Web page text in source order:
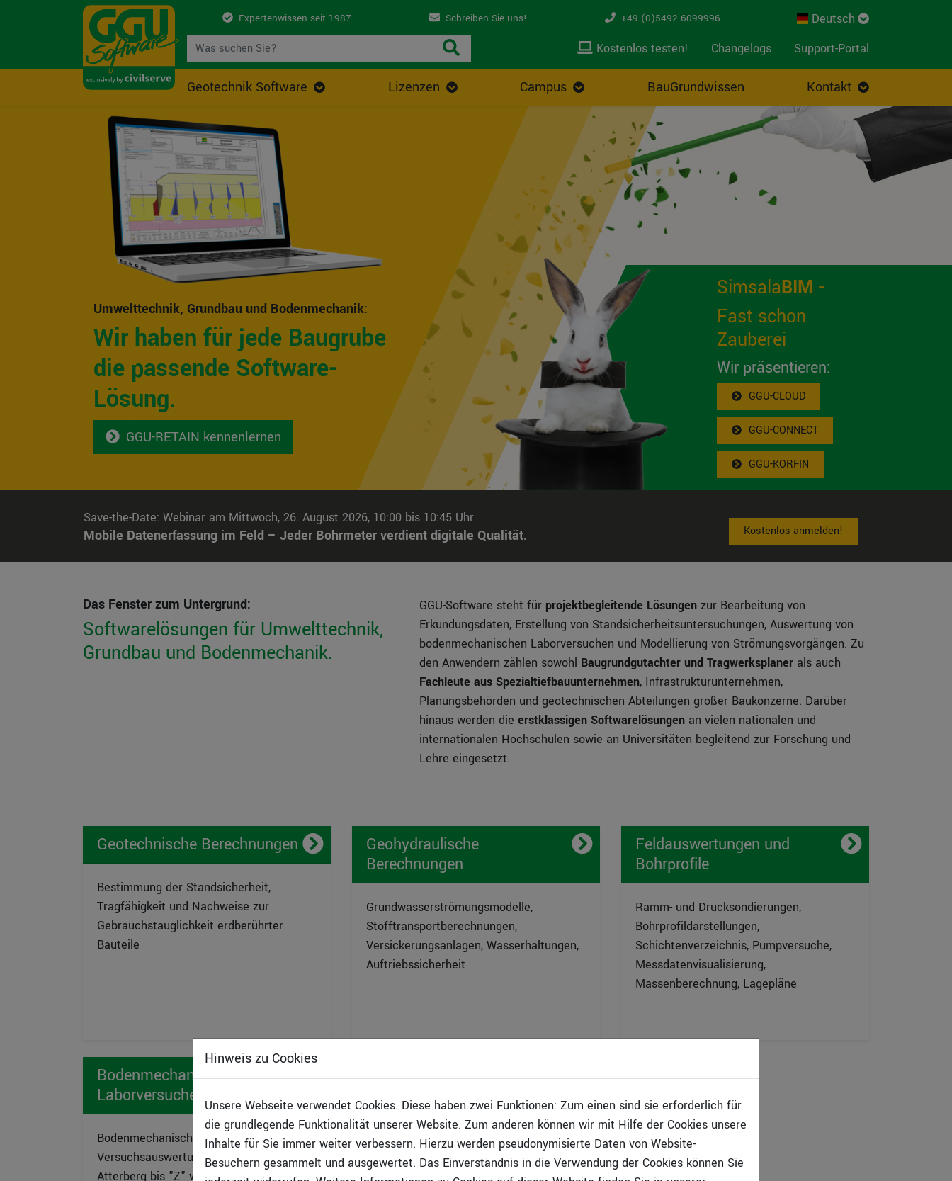
Expertenwissen seit 1987 Schreiben Sie uns! +49-(0)5492-6099996
Deutsch
Kostenlos testen!
Changelogs Support-Portal
Geotechnik Software Lizenzen Campus BauGrundwissen Kontakt
Umwelttechnik, Grundbau und Bodenmechanik:
Wir haben für jede Baugrube
die passende Software-
Lösung.
GGU-RETAIN kennenlernen
SimsalaBIM -
Fast schon
Zauberei
Wir präsentieren:
GGU-CLOUD
GGU-CONNECT
GGU-KORFIN
Save-the-Date: Webinar am Mittwoch, 26. August 2026, 10:00 bis 10:45 Uhr
Mobile Datenerfassung im Feld – Jeder Bohrmeter verdient digitale Qualität. Kostenlos anmelden!
Das Fenster zum Untergrund:
Softwarelösungen für Umwelttechnik,
Grundbau und Bodenmechanik.
GGU-Software steht für projektbegleitende Lösungen zur Bearbeitung von
Erkundungsdaten, Erstellung von Standsicherheitsuntersuchungen, Auswertung von
bodenmechanischen Laborversuchen und Modellierung von Strömungsvorgängen. Zu
den Anwendern zählen sowohl Baugrundgutachter und Tragwerksplaner als auch
Fachleute aus Spezialtiefbauunternehmen, Infrastrukturunternehmen,
Planungsbehörden und geotechnischen Abteilungen großer Baukonzerne. Darüber
hinaus werden die erstklassigen Softwarelösungen an vielen nationalen und
internationalen Hochschulen sowie an Universitäten begleitend zur Forschung und
Lehre eingesetzt.
Geotechnische Berechnungen
Bestimmung der Standsicherheit,
Tragfähigkeit und Nachweise zur
Gebrauchstauglichkeit erdberührter
Bauteile
Geohydraulische
Berechnungen
Grundwasserströmungsmodelle,
Stofftransportberechnungen,
Versickerungsanlagen, Wasserhaltungen,
Auftriebssicherheit
Feldauswertungen und
Bohrprofile
Ramm- und Drucksondierungen,
Bohrprofildarstellungen,
Schichtenverzeichnis, Pumpversuche,
Messdatenvisualisierung,
Massenberechnung, Lagepläne
Bodenmechanische
Laborversuche
Bodenmechanische
Versuchsauswertungen von "A" wie
Atterberg bis "Z" wie Zeit-
BIM in der Geotechnik und
DigitalTwins
Softwarelösungen zur digitalen
Projektentwicklung für das Fachmodell
Baugrund
Hinweis zu Cookies
Unsere Webseite verwendet Cookies. Diese haben zwei Funktionen: Zum einen sind sie erforderlich für
die grundlegende Funktionalität unserer Website. Zum anderen können wir mit Hilfe der Cookies unsere
Inhalte für Sie immer weiter verbessern. Hierzu werden pseudonymisierte Daten von Website-
Besuchern gesammelt und ausgewertet. Das Einverständnis in die Verwendung der Cookies können Sie